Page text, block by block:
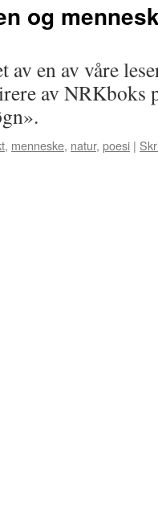
og
en av våre
av NRKboks
, menneske, natur, poesi |